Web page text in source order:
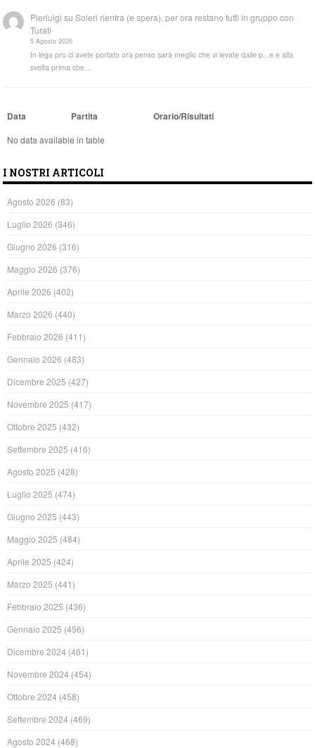
Pierluigi suSoleri rientra (e spera), per ora restano tutti in gruppo con
Turati
5 Agosto 2026
In lega pro ci avete portato ora penso sarà meglio che vi levate dalle p...e e alla
svelta prima che…
Data Partita Orario/Risultati
No data available in table
I NOSTRI ARTICOLI
Agosto 2026 (83)
Luglio 2026 (346)
Giugno 2026 (316)
Maggio 2026 (376)
Aprile 2026 (402)
Marzo 2026 (440)
Febbraio 2026 (411)
Gennaio 2026 (483)
Dicembre 2025 (427)
Novembre 2025 (417)
Ottobre 2025 (432)
Settembre 2025 (416)
Agosto 2025 (428)
Luglio 2025 (474)
Giugno 2025 (443)
Maggio 2025 (484)
Aprile 2025 (424)
Marzo 2025 (441)
Febbraio 2025 (436)
Gennaio 2025 (456)
Dicembre 2024 (461)
Novembre 2024 (454)
Ottobre 2024 (458)
Settembre 2024 (469)
Agosto 2024 (468)